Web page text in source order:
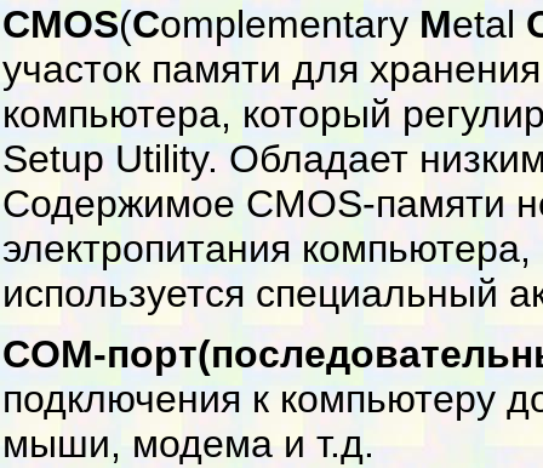
CMOS(Complementary Metal
участок памяти для
компьютера, который
Setup Utility. Обладает
Содержимое CMOS-памяти
электропитания
используется специальный
COM-
подключения к компьютеру
мыши, модема и т.д.